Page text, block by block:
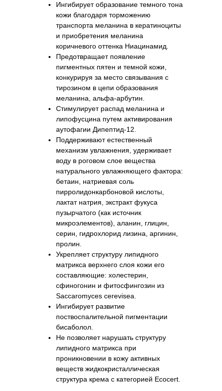
Ингибирует образование темного тона
кожи благодаря торможению
транспорта меланина в кератиноциты
и приобретения меланина
коричневого оттенка Ниацинамид.
Предотвращает появление
пигментных пятен и темной кожи,
конкурируя за место связывания с
тирозином в цепи образования
меланина, альфа-арбутин.
Стимулирует распад меланина и
липофусцина путем активирования
аутофагии Дипептид-12.
Поддерживают естественный
механизм увлажнения, удерживает
воду в роговом слое вещества
натурального увлажняющего фактора:
бетаин, натриевая соль
пирролидонкарбоновой кислоты,
лактат натрия, экстракт фукуса
пузырчатого (как источник
микроэлементов), аланин, глицин,
серин, гидрохлорид лизина, аргинин,
пролин.
Укрепляет структуру липидного
матрикса верхнего слоя кожи его
составляющие: холестерин,
сфиногонин и фитосфингозин из
Saccaromyces cerevisea.
Ингибирует развитие
поствоспалительной пигментации
бисаболол.
Не позволяет нарушать структуру
липидного матрикса при
проникновении в кожу активных
веществ жидкокристаллическая
структура крема с категорией Ecocert.